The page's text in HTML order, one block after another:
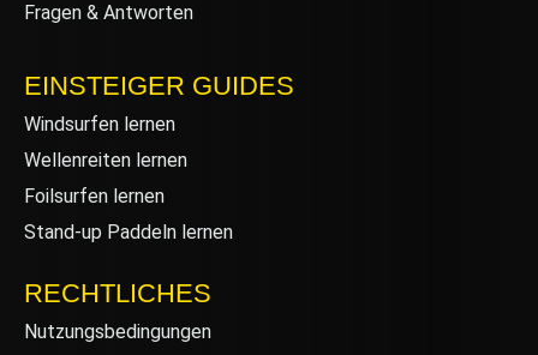
Fragen & Antworten
EINSTEIGER GUIDES
Windsurfen lernen
Wellenreiten lernen
Foilsurfen lernen
Stand-up Paddeln lernen
RECHTLICHES
Nutzungsbedingungen